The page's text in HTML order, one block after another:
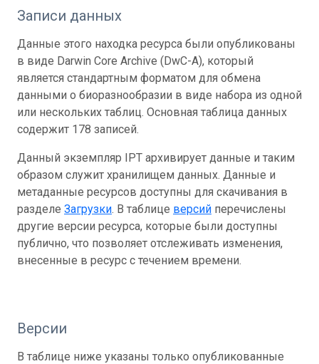
Записи данных
Данные этого находка ресурса были опубликованы
в виде Darwin Core Archive (DwC-A), который
является стандартным форматом для обмена
данными о биоразнообразии в виде набора из одной
или нескольких таблиц. Основная таблица данных
содержит 178 записей.
Данный экземпляр IPT архивирует данные и таким
образом служит хранилищем данных. Данные и
метаданные ресурсов доступны для скачивания в
разделе Загрузки. В таблице версий перечислены
другие версии ресурса, которые были доступны
публично, что позволяет отслеживать изменения,
внесенные в ресурс с течением времени.
Версии
В таблице ниже указаны только опубликованные